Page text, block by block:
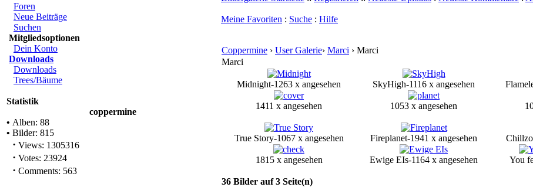
Foren
Neue Beiträge
Suchen
Mitgliedsoptionen
Dein Konto
Downloads
Downloads
Trees/Bäume
Statistik
coppermine
• Alben: 88
• Bilder: 815
· Views: 1305316
· Votes: 23924
· Comments: 563
Meine Favoriten : Suche : Hilfe
Coppermine › User Galerie› Marci › Marci
Marci
Midnight-1263 x angesehen SkyHigh-1116 x angesehen
1411 x angesehen 1053 x angesehen
True Story-1067 x angesehen Fireplanet-1941 x angesehen
1815 x angesehen Ewige EIs-1164 x angesehen
You
36 Bilder auf 3 Seite(n)